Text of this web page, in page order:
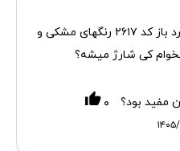
سلام خسته نباشید تاپ یقه گرد باز کد ۲۶۱۷ رنگهای مشکی و
کی شارژ میشه؟
۱۴
مفید بود؟ ۰